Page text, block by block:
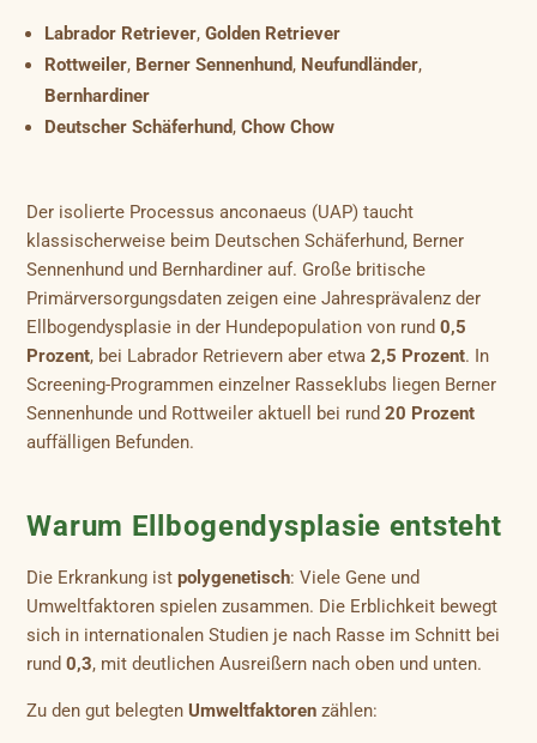
Labrador Retriever,Golden Retriever
Rottweiler, Berner Sennenhund, Neufundländer,
Bernhardiner
Deutscher Schäferhund,Chow Chow
Der isolierte Processus anconaeus (UAP) taucht
klassischerweise beim Deutschen Schäferhund, Berner
Sennenhund und Bernhardiner auf. Große britische
Primärversorgungsdaten zeigen eine Jahresprävalenz der
Ellbogendysplasie in der Hundepopulation von rund0,5
Prozent, bei Labrador Retrievern aber etwa2,5 Prozent. In
Screening-Programmen einzelner Rasseklubs liegen Berner
Sennenhunde und Rottweiler aktuell bei rund20 Prozent
auffälligen Befunden.
Warum Ellbogendysplasie entsteht
Die Erkrankung istpolygenetisch: Viele Gene und
Umweltfaktoren spielen zusammen. Die Erblichkeit bewegt
sich in internationalen Studien je nach Rasse im Schnitt bei
rund0,3, mit deutlichen Ausreißern nach oben und unten.
Zu den gut belegtenUmweltfaktoren zählen: